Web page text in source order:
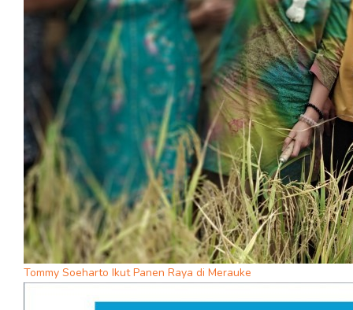
Tommy Soeharto Ikut Panen Raya di Merauke